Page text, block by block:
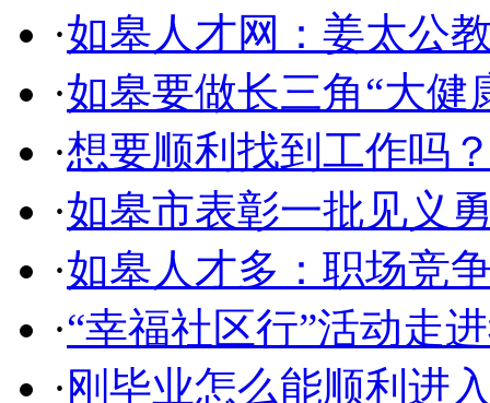
·如皋人才网：姜太公
·如皋要做长三角“大健
·想要顺利找到工作吗
·如皋市表彰一批见义
·如皋人才多：职场竞
·“幸福社区行”活动走
· 刚毕业怎么能顺利进